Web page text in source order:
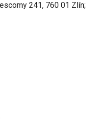
241, 760 01 Zlín;